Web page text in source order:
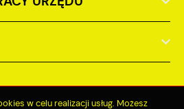
w celu realizacji usług. Możesz